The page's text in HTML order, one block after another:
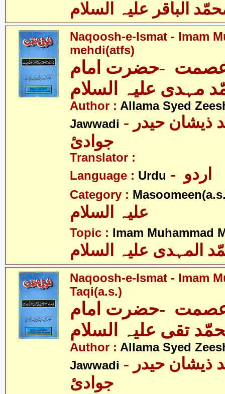
الباقر علیہ السلام
Naqoosh-e-Ismat - Imam
mehdi(atfs)
-حضرت امام
مہدی علیہ السلام
Author : Allama Syed
Jawwadi - علامہ سیّد ذیشان حیدر
جوادئ
Translator :
Language : Urdu
Category :
Topic : Imam Muhammad
المہدی علیہ السلام
Naqoosh-e-Ismat - Imam
Taqi(a.s.)
-حضرت امام
تقی علیہ السلام
Author : Allama Syed
Jawwadi - علامہ سیّد ذیشان حیدر
جوادئ